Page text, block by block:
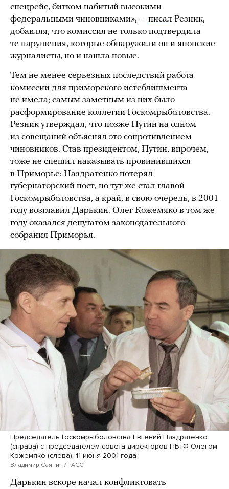
спецрейс, битком набитый высокими
федеральными чиновниками», — писал Резник,
добавляя, что комиссия не только подтвердила
те нарушения, которые обнаружили он и японские
журналисты, но и нашла новые.
Тем не менее серьезных последствий работа
комиссии для приморского истеблишмента
не имела; самым заметным из них было
расформирование коллегии Госкомрыболовства.
Резник утверждал, что позже Путин на одном
из совещаний объяснял это сопротивлением
чиновников. Став президентом, Путин, впрочем,
тоже не спешил наказывать провинившихся
в Приморье: Наздратенко потерял
губернаторский пост, но тут же стал главой
Госкомрыболовства, а край, в свою очередь, в 2001
году возглавил Дарькин. Олег Кожемяко в том же
году оказался депутатом законодательного
собрания Приморья.
Председатель Госкомрыболовства Евгений Наздратенко
(справа) с председателем совета директоров ПБТФ Олегом
Кожемяко (слева), 11 июня 2001 года
Владимир Саяпин / ТАСС
Дарькин вскоре начал конфликтовать